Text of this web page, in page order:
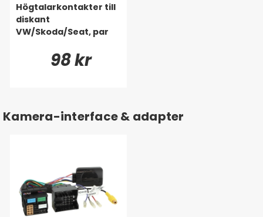
Högtalarkontakter till
diskant
VW/Skoda/Seat, par
98 kr
Kamera-interface & adapter